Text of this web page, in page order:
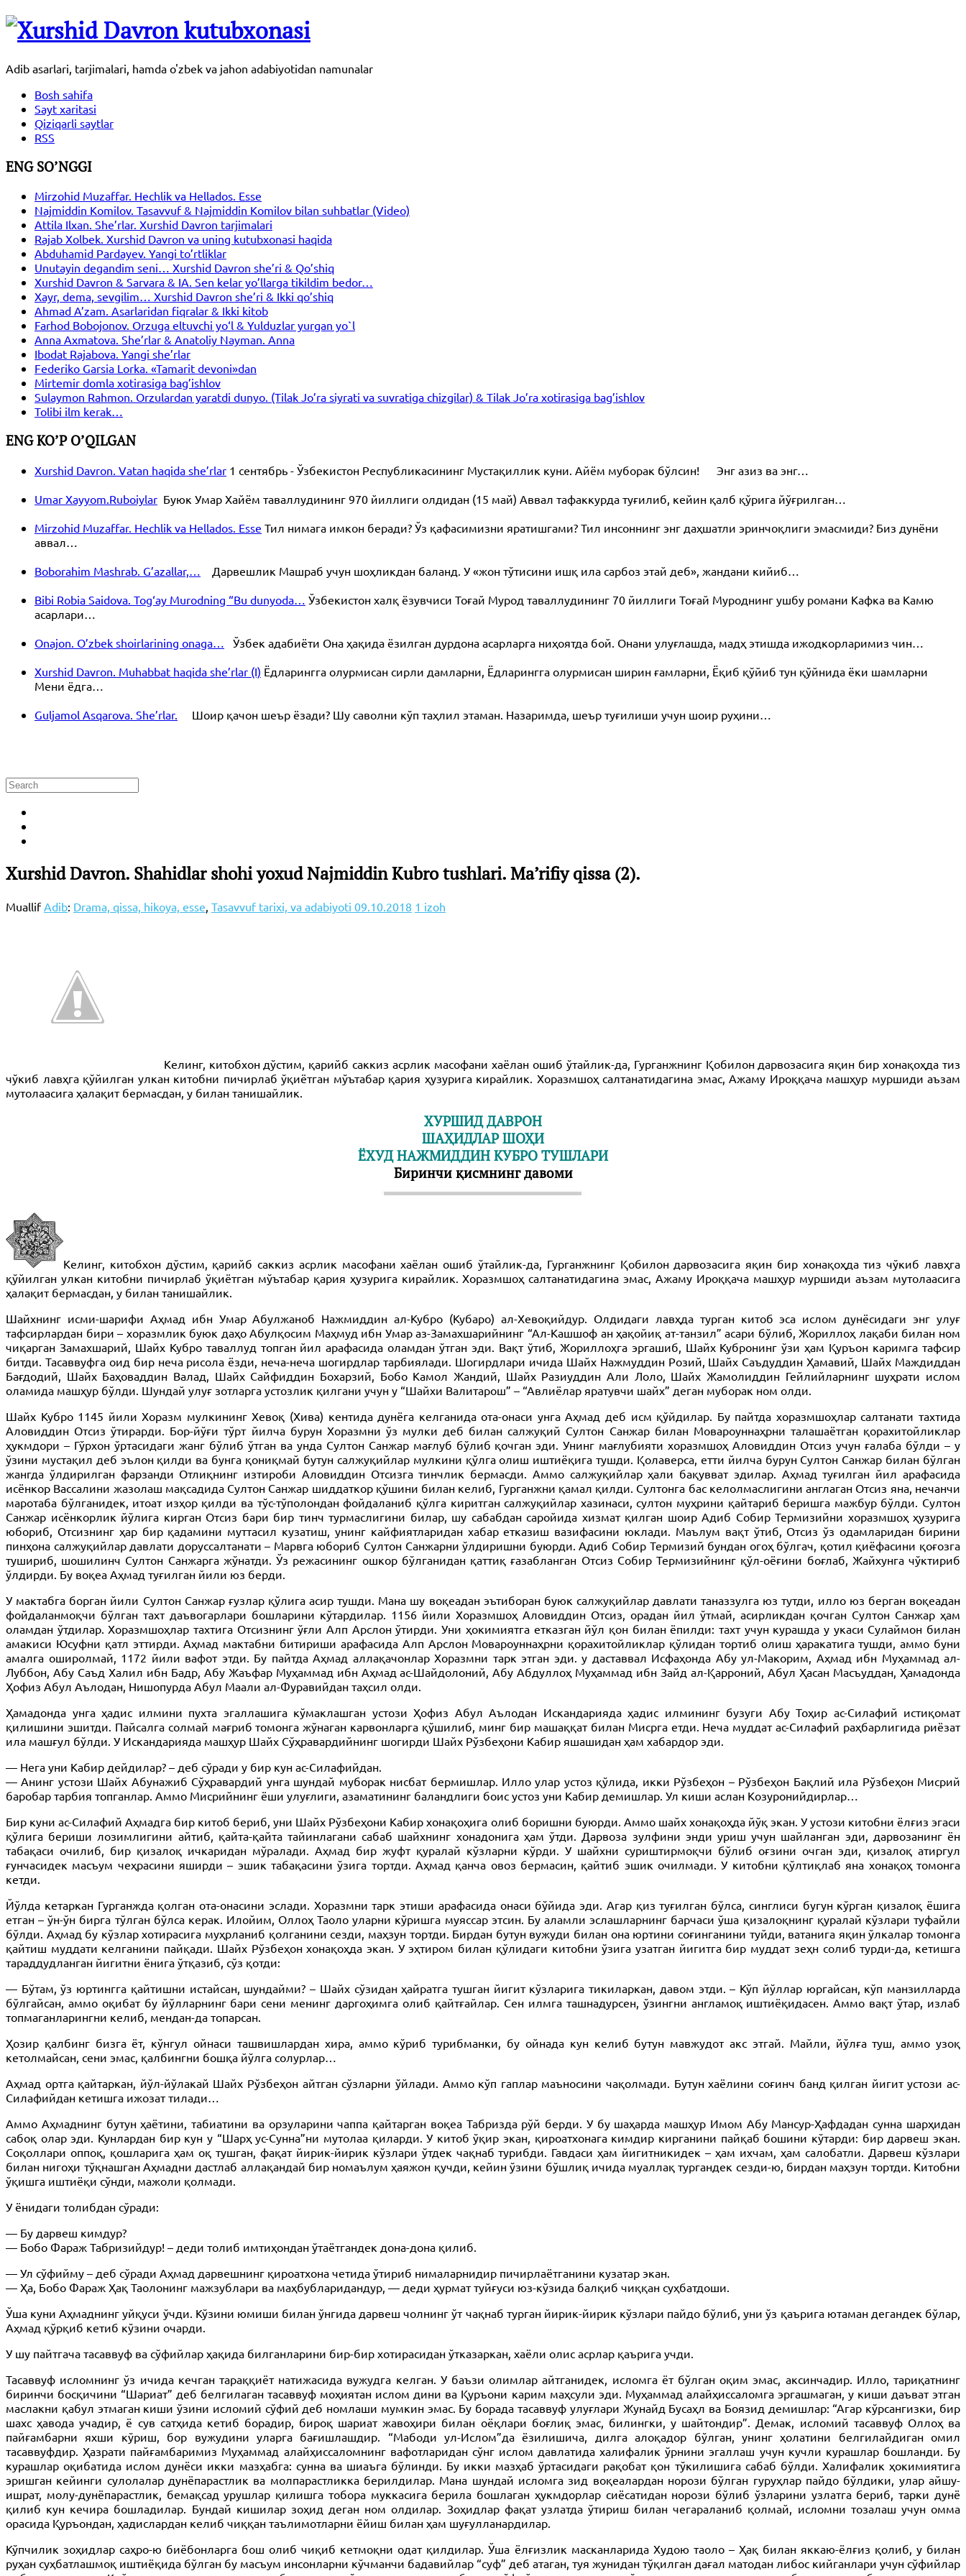
Adib asarlari, tarjimalari, hamda o'zbek va jahon adabiyotidan namunalar
Bosh sahifa
Sayt xaritasi
Qiziqarli saytlar
RSS
ENG SO’NGGI
Mirzohid Muzaffar. Hechlik va Hellados. Esse
Najmiddin Komilov. Tasavvuf & Najmiddin Komilov bilan suhbatlar (Video)
Attila Ilxan. She’rlar. Xurshid Davron tarjimalari
Rajab Xolbek. Xurshid Davron va uning kutubxonasi haqida
Abduhamid Pardayev. Yangi to’rtliklar
Unutayin degandim seni… Xurshid Davron she’ri & Qo’shiq
Xurshid Davron & Sarvara & IA. Sen kelar yo’llarga tikildim bedor…
Xayr, dema, sevgilim… Xurshid Davron she’ri & Ikki qo’shiq
Ahmad A’zam. Asarlaridan fiqralar & Ikki kitob
Farhod Bobojonov. Orzuga eltuvchi yo‘l & Yulduzlar yurgan yo`l
Anna Axmatova. She’rlar & Anatoliy Nayman. Anna
Ibodat Rajabova. Yangi she’rlar
Federiko Garsia Lorka. «Tamarit devoni»dan
Mirtemir domla xotirasiga bag’ishlov
Sulaymon Rahmon. Orzulardan yaratdi dunyo. (Tilak Jo’ra siyrati va suvratiga chizgilar) & Tilak Jo’ra xotirasiga bag’ishlov
Tolibi ilm kerak…
ENG KO’P O’QILGAN
Xurshid Davron. Vatan haqida she’rlar 1 сентябрь - Ўзбекистон Республикасининг Мустақиллик куни. Айём муборак бўлсин! Энг азиз ва энг…
Umar Xayyom.Ruboiylar Буюк Умар Хайём таваллудининг 970 йиллиги олдидан (15 май) Аввал тафаккурда туғилиб, кейин қалб қўрига йўғрилган…
Mirzohid Muzaffar. Hechlik va Hellados. Esse Тил нимага имкон беради? Ўз қафасимизни яратишгами? Тил инсоннинг энг даҳшатли эринчоқлиги эмасмиди? Биз дунёни
аввал…
Boborahim Mashrab. G’azallar,…
Дарвешлик Машраб учун шоҳликдан баланд. У «жон тўтисини ишқ ила сарбоз этай деб», жандани кийиб…
Bibi Robia Saidova. Tog‘ay Murodning “Bu dunyoda…
Ўзбекистон халқ ёзувчиси Тоғай Мурод таваллудининг 70 йиллиги Тоғай Муроднинг ушбу романи Кафка ва Камю
асарлари…
Onajon. O’zbek shoirlarining onaga…
Ўзбек адабиёти Она ҳақида ёзилган дурдона асарларга ниҳоятда бой. Онани улуғлашда, мадҳ этишда ижодкорларимиз чин…
Xurshid Davron. Muhabbat haqida she’rlar (I) Ёдларингга олурмисан сирли дамларни, Ёдларингга олурмисан ширин ғамларни, Ёқиб қўйиб тун қўйнида ёки шамларни
Мени ёдга…
Guljamol Asqarova. She’rlar.
Шоир қачон шеър ёзади? Шу саволни кўп таҳлил этаман. Назаримда, шеър туғилиши учун шоир руҳини…
Xurshid Davron. Shahidlar shohi yoxud Najmiddin Kubro tushlari. Ma’rifiy qissa (2).
Muallif Adib: Drama, qissa, hikoya, esse Tasavvuf tarixi, va adabiyoti 09.10.2018 1 izoh
Келинг, китобхон дўстим, қарийб саккиз асрлик масофани хаёлан ошиб ўтайлик-да, Гурганжнинг Қобилон дарвозасига яқин бир хонақоҳда тиз
чўкиб лавҳга қўйилган улкан китобни пичирлаб ўқиётган мўътабар қария ҳузурига кирайлик. Хоразмшоҳ салтанатидагина эмас, Ажаму Ироққача машҳур муршиди аъзам
мутолаасига ҳалақит бермасдан, у билан танишайлик.
ХУРШИД ДАВРОН
ШАҲИДЛАР ШОҲИ
ЁХУД НАЖМИДДИН КУБРО ТУШЛАРИ
Биринчи қисмнинг давоми
Келинг, китобхон дўстим, қарийб саккиз асрлик масофани хаёлан ошиб ўтайлик-да, Гурганжнинг Қобилон дарвозасига яқин бир хонақоҳда тиз чўкиб лавҳга
қўйилган улкан китобни пичирлаб ўқиётган мўътабар қария ҳузурига кирайлик. Хоразмшоҳ салтанатидагина эмас, Ажаму Ироққача машҳур муршиди аъзам мутолаасига
ҳалақит бермасдан, у билан танишайлик.
Шайхнинг исми-шарифи Аҳмад ибн Умар Абулжаноб Нажмиддин ал-Кубро (Кубаро) ал-Хевоқийдур. Олдидаги лавҳда турган китоб эса ислом дунёсидаги энг улуғ
тафсирлардан бири – хоразмлик буюк даҳо Абулқосим Маҳмуд ибн Умар аз-Замахшарийнинг “Ал-Кашшоф ан ҳақойиқ ат-танзил” асари бўлиб, Жориллоҳ лақаби билан ном
чиқарган Замахшарий, Шайх Кубро таваллуд топган йил арафасида оламдан ўтган эди. Вақт ўтиб, Жориллоҳга эргашиб, Шайх Кубронинг ўзи ҳам Қуръон каримга тафсир
битди. Тасаввуфга оид бир неча рисола ёзди, неча-неча шогирдлар тарбиялади. Шогирдлари ичида Шайх Нажмуддин Розий, Шайх Саъдуддин Ҳамавий, Шайх Маждиддан
Бағдодий, Шайх Баҳоваддин Валад, Шайх Сайфиддин Бохарзий, Бобо Камол Жандий, Шайх Разиуддин Али Лоло, Шайх Жамолиддин Гейлийларнинг шуҳрати ислом
оламида машҳур бўлди. Шундай улуғ зотларга устозлик қилгани учун у “Шайхи Валитарош” – “Авлиёлар яратувчи шайх” деган муборак ном олди.
Шайх Кубро 1145 йили Хоразм мулкининг Хевоқ (Хива) кентида дунёга келганида ота-онаси унга Аҳмад деб исм қўйдилар. Бу пайтда хоразмшоҳлар салтанати тахтида
Аловиддин Отсиз ўтирарди. Бор-йўғи тўрт йилча бурун Хоразмни ўз мулки деб билан салжуқий Султон Санжар билан Мовароуннаҳрни талашаётган қорахитойликлар
ҳукмдори – Гўрхон ўртасидаги жанг бўлиб ўтган ва унда Султон Санжар мағлуб бўлиб қочган эди. Унинг мағлубияти хоразмшоҳ Аловиддин Отсиз учун ғалаба бўлди – у
ўзини мустақил деб эълон қилди ва бунга қониқмай бутун салжуқийлар мулкини қўлга олиш иштиёқига тушди. Қолаверса, етти йилча бурун Султон Санжар билан бўлган
жангда ўлдирилган фарзанди Отлиқнинг изтироби Аловиддин Отсизга тинчлик бермасди. Аммо салжуқийлар ҳали бақувват эдилар. Аҳмад туғилган йил арафасида
исёнкор Вассалини жазолаш мақсадида Султон Санжар шиддаткор қўшини билан келиб, Гурганжни қамал қилди. Султонга бас келолмаслигини англаган Отсиз яна, нечанчи
маротаба бўлганидек, итоат изҳор қилди ва тўс-тўполондан фойдаланиб қўлга киритган салжуқийлар хазинаси, султон муҳрини қайтариб беришга мажбур бўлди. Султон
Санжар исёнкорлик йўлига кирган Отсиз бари бир тинч турмаслигини билар, шу сабабдан саройида хизмат қилган шоир Адиб Собир Термизийни хоразмшоҳ ҳузурига
юбориб, Отсизнинг ҳар бир қадамини муттасил кузатиш, унинг кайфиятларидан хабар етказиш вазифасини юклади. Маълум вақт ўтиб, Отсиз ўз одамларидан бирини
пинҳона салжуқийлар давлати доруссалтанати – Марвга юбориб Султон Санжарни ўлдиришни буюрди. Адиб Собир Термизий бундан огоҳ бўлгач, қотил қиёфасини қоғозга
тушириб, шошилинч Султон Санжарга жўнатди. Ўз режасининг ошкор бўлганидан қаттиқ ғазабланган Отсиз Собир Термизийнинг қўл-оёғини боғлаб, Жайхунга чўктириб
ўлдирди. Бу воқеа Аҳмад туғилган йили юз берди.
У мактабга борган йили Султон Санжар ғузлар қўлига асир тушди. Мана шу воқеадан эътиборан буюк салжуқийлар давлати таназзулга юз тутди, илло юз берган воқеадан
фойдаланмоқчи бўлган тахт даъвогарлари бошларини кўтардилар. 1156 йили Хоразмшоҳ Аловиддин Отсиз, орадан йил ўтмай, асирликдан қочган Султон Санжар ҳам
оламдан ўтдилар. Хоразмшоҳлар тахтига Отсизнинг ўғли Алп Арслон ўтирди. Уни ҳокимиятга етказган йўл қон билан ёпилди: тахт учун курашда у укаси Сулаймон билан
амакиси Юсуфни қатл эттирди. Аҳмад мактабни битириши арафасида Алп Арслон Мовароуннаҳрни қорахитойликлар қўлидан тортиб олиш ҳаракатига тушди, аммо буни
амалга оширолмай, 1172 йили вафот этди. Бу пайтда Аҳмад аллақачонлар Хоразмни тарк этган эди. у даставвал Исфаҳонда Абу ул-Макорим, Аҳмад ибн Муҳаммад ал-
Луббон, Абу Саъд Халил ибн Бадр, Абу Жаъфар Муҳаммад ибн Аҳмад ас-Шайдолоний, Абу Абдуллоҳ Муҳаммад ибн Зайд ал-Қарроний, Абул Ҳасан Масъуддан, Ҳамадонда
Ҳофиз Абул Аълодан, Нишопурда Абул Маали ал-Фуравийдан таҳсил олди.
Ҳамадонда унга ҳадис илмини пухта эгаллашига кўмаклашган устози Ҳофиз Абул Аълодан Искандарияда ҳадис илмининг бузуги Абу Тоҳир ас-Силафий истиқомат
қилишини эшитди. Пайсалга солмай мағриб томонга жўнаган карвонларга қўшилиб, минг бир машаққат билан Мисрга етди. Неча муддат ас-Силафий раҳбарлигида риёзат
ила машғул бўлди. У Искандарияда машҳур Шайх Сўҳравардийнинг шогирди Шайх Рўзбеҳони Кабир яшашидан ҳам хабардор эди.
— Нега уни Кабир дейдилар? – деб сўради у бир кун ас-Силафийдан.
— Анинг устози Шайх Абунажиб Сўҳравардий унга шундай муборак нисбат бермишлар. Илло улар устоз қўлида, икки Рўзбеҳон – Рўзбеҳон Бақлий ила Рўзбеҳон Мисрий
баробар тарбия топганлар. Аммо Мисрийнинг ёши улуғлиги, азаматининг баландлиги боис устоз уни Кабир демишлар. Ул киши аслан Козуронийдирлар…
Бир куни ас-Силафий Аҳмадга бир китоб бериб, уни Шайх Рўзбеҳони Кабир хонақоҳига олиб боришни буюрди. Аммо шайх хонақоҳда йўқ экан. У устози китобни ёлғиз эгаси
қўлига бериши лозимлигини айтиб, қайта-қайта тайинлагани сабаб шайхнинг хонадонига ҳам ўтди. Дарвоза зулфини энди уриш учун шайланган эди, дарвозанинг ён
табақаси очилиб, бир қизалоқ ичкаридан мўралади. Аҳмад бир жуфт қуралай кўзларни кўрди. У шайхни суриштирмоқчи бўлиб оғзини очган эди, қизалоқ атиргул
ғунчасидек масъум чеҳрасини яширди – эшик табақасини ўзига тортди. Аҳмад қанча овоз бермасин, қайтиб эшик очилмади. У китобни қўлтиқлаб яна хонақоҳ томонга
кетди.
Йўлда кетаркан Гурганжда қолган ота-онасини эслади. Хоразмни тарк этиши арафасида онаси бўйида эди. Агар қиз туғилган бўлса, синглиси бугун кўрган қизалоқ ёшига
етган – ўн-ўн бирга тўлган бўлса керак. Илойим, Оллоҳ Таоло уларни кўришга муяссар этсин. Бу аламли эслашларнинг барчаси ўша қизалоқнинг қуралай кўзлари туфайли
бўлди. Аҳмад бу кўзлар хотирасига муҳрланиб қолганини сезди, маҳзун тортди. Бирдан бутун вужуди билан она юртини соғинганини туйди, ватанига яқин ўлкалар томонга
қайтиш муддати келганини пайқади. Шайх Рўзбеҳон хонақоҳда экан. У эҳтиром билан қўлидаги китобни ўзига узатган йигитга бир муддат зеҳн солиб турди-да, кетишга
тараддудланган йигитни ёнига ўтқазиб, сўз қотди:
— Бўтам, ўз юртингга қайтишни истайсан, шундайми? – Шайх сўзидан ҳайратга тушган йигит кўзларига тикиларкан, давом этди. – Кўп йўллар юргайсан, кўп манзилларда
бўлгайсан, аммо оқибат бу йўлларнинг бари сени менинг даргоҳимга олиб қайтғайлар. Сен илмга ташнадурсен, ўзингни англамоқ иштиёқидасен. Аммо вақт ўтар, излаб
топмаганларингни келиб, мендан-да топарсан.
Ҳозир қалбинг бизга ёт, кўнгул ойнаси ташвишлардан хира, аммо кўриб турибманки, бу ойнада кун келиб бутун мавжудот акс этгай. Майли, йўлға туш, аммо узоқ
кетолмайсан, сени эмас, қалбингни бошқа йўлга солурлар…
Аҳмад ортга қайтаркан, йўл-йўлакай Шайх Рўзбеҳон айтган сўзларни ўйлади. Аммо кўп гаплар маъносини чақолмади. Бутун хаёлини соғинч банд қилган йигит устози ас-
Силафийдан кетишга ижозат тилади…
Аммо Аҳмаднинг бутун ҳаётини, табиатини ва орзуларини чаппа қайтарган воқеа Табризда рўй берди. У бу шаҳарда машҳур Имом Абу Мансур-Ҳафдадан сунна шарҳидан
сабоқ олар эди. Кунлардан бир кун у “Шарҳ ус-Сунна”ни мутолаа қиларди. У китоб ўқир экан, қироатхонага кимдир кирганини пайқаб бошини кўтарди: бир дарвеш экан.
Соқоллари оппоқ, қошларига ҳам оқ тушган, фақат йирик-йирик кўзлари ўтдек чақнаб турибди. Гавдаси ҳам йигитникидек – ҳам ихчам, ҳам салобатли. Дарвеш кўзлари
билан нигоҳи тўқнашган Аҳмадни дастлаб аллақандай бир номаълум ҳаяжон қучди, кейин ўзини бўшлиқ ичида муаллақ тургандек сезди-ю, бирдан маҳзун тортди. Китобни
ўқишга иштиёқи сўнди, мажоли қолмади.
У ёнидаги толибдан сўради:
— Бу дарвеш кимдур?
— Бобо Фараж Табризийдур! – деди толиб имтиҳондан ўтаётгандек дона-дона қилиб.
— Ул сўфийму – деб сўради Аҳмад дарвешнинг қироатхона четида ўтириб нималарнидир пичирлаётганини кузатар экан.
— Ҳа, Бобо Фараж Ҳақ Таолонинг мажзублари ва маҳбубларидандур, — деди ҳурмат туйғуси юз-кўзида балқиб чиққан суҳбатдоши.
Ўша куни Аҳмаднинг уйқуси ўчди. Кўзини юмиши билан ўнгида дарвеш чолнинг ўт чақнаб турган йирик-йирик кўзлари пайдо бўлиб, уни ўз қаърига ютаман дегандек бўлар,
Аҳмад қўрқиб кетиб кўзини очарди.
У шу пайтгача тасаввуф ва сўфийлар ҳақида билганларини бир-бир хотирасидан ўтказаркан, хаёли олис асрлар қаърига учди.
Тасаввуф исломнинг ўз ичида кечган тараққиёт натижасида вужудга келган. У баъзи олимлар айтганидек, исломга ёт бўлган оқим эмас, аксинчадир. Илло, тариқатнинг
биринчи босқичини “Шариат” деб белгилаган тасаввуф моҳиятан ислом дини ва Қуръони карим маҳсули эди. Муҳаммад алайҳиссаломга эргашмаган, у киши даъват этган
маслакни қабул этмаган киши ўзини исломий сўфий деб номлаши мумкин эмас. Бу борада тасаввуф улуғлари Жунайд Бусаҳл ва Боязид демишлар: “Агар кўрсангизки, бир
шахс ҳавода учадир, ё сув сатҳида кетиб борадир, бироқ шариат жавоҳири билан оёқлари боғлиқ эмас, билингки, у шайтондир”. Демак, исломий тасаввуф Оллоҳ ва
пайғамбарни яхши кўриш, бор вужудини уларга бағишлашдир. “Мабоди ул-Ислом”да ёзилишича, дилга алоқадор бўлган, унинг ҳолатини белгилайдиган омил
тасаввуфдир. Ҳазрати пайғамбаримиз Муҳаммад алайҳиссаломнинг вафотларидан сўнг ислом давлатида халифалик ўрнини эгаллаш учун кучли курашлар бошланди. Бу
курашлар оқибатида ислом дунёси икки мазҳабга: сунна ва шиаъга бўлинди. Бу икки мазҳаб ўртасидаги рақобат қон тўкилишига сабаб бўлди. Халифалик ҳокимиятига
эришган кейинги сулолалар дунёпарастлик ва молпарастликка берилдилар. Мана шундай исломга зид воқеалардан норози бўлган гуруҳлар пайдо бўлдики, улар айшу-
ишрат, молу-дунёпарастлик, бемақсад урушлар қилишга тобора муккасига берила бошлаган ҳукмдорлар сиёсатидан норози бўлиб ўзларини узлатга бериб, тарки дунё
қилиб кун кечира бошладилар. Бундай кишилар зоҳид деган ном олдилар. Зоҳидлар фақат узлатда ўтириш билан чегараланиб қолмай, исломни тозалаш учун омма
орасида Қуръондан, ҳадислардан келиб чиққан таълимотларни ёйиш билан ҳам шуғулланардилар.
Кўпчилик зоҳидлар саҳро-ю биёбонларга бош олиб чиқиб кетмоқни одат қилдилар. Ўша ёлғизлик масканларида Худою таоло – Ҳақ билан яккаю-ёлғиз қолиб, у билан
руҳан суҳбатлашмоқ иштиёқида бўлган бу масъум инсонларни кўчманчи бадавийлар “суф” деб атаган, туя жунидан тўқилган дағал матодан либос кийганлари учун сўфийлар